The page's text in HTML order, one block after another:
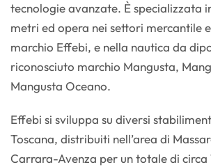
tecnologie avanzate. È specializzata
metri ed opera nei settori mercantile
marchio Effebi, e nella nautica da
riconosciuto marchio Mangusta,
Mangusta Oceano.
Effebi si sviluppa su diversi
Toscana, distribuiti nell’area di
Carrara-Avenza per un totale di